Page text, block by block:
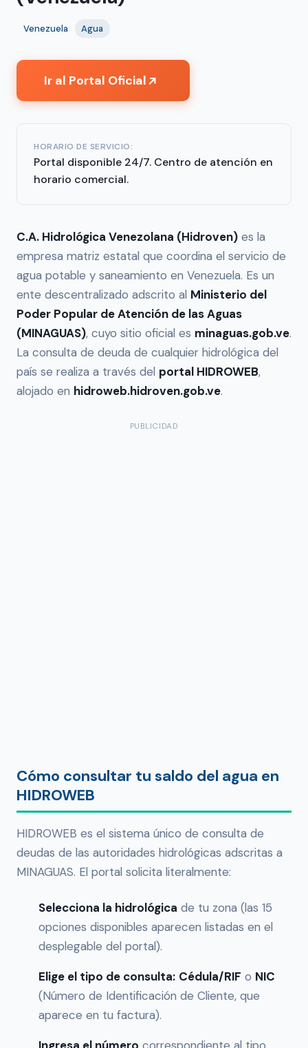
Venezuela Agua
Ir al Portal Oficial↗
HORARIO DE SERVICIO:
Portal disponible 24/7. Centro de atención en
horario comercial.
C.A. Hidrológica Venezolana (Hidroven) es la
empresa matriz estatal que coordina el servicio de
agua potable y saneamiento en Venezuela. Es un
ente descentralizado adscrito al Ministerio del
Poder Popular de Atención de las Aguas
(MINAGUAS), cuyo sitio oficial es minaguas.gob.ve.
La consulta de deuda de cualquier hidrológica del
país se realiza a través del portal HIDROWEB,
alojado en hidroweb.hidroven.gob.ve.
PUBLICIDAD
Cómo consultar tu saldo del agua en
HIDROWEB
HIDROWEB es el sistema único de consulta de
deudas de las autoridades hidrológicas adscritas a
MINAGUAS. El portal solicita literalmente:
Selecciona la hidrológica de tu zona (las 15
opciones disponibles aparecen listadas en el
desplegable del portal).
Elige el tipo de consulta: Cédula/RIF o NIC
(Número de Identificación de Cliente, que
aparece en tu factura).